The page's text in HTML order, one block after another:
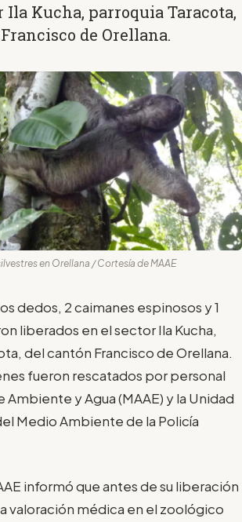
Ila Kucha, parroquia Taracota,
de Orellana.
en Orellana / Cortesía de MAAE
dedos, 2 caimanes espinosos y 1
liberados en el sector Ila Kucha,
del cantón Francisco de Orellana.
fueron rescatados por personal
y Agua (MAAE) y la Unidad
Medio Ambiente de la Policía
informó que antes de su liberación
valoración médica en el zoológico